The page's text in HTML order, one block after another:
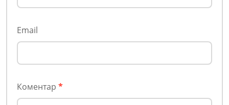
Email
Коментар *